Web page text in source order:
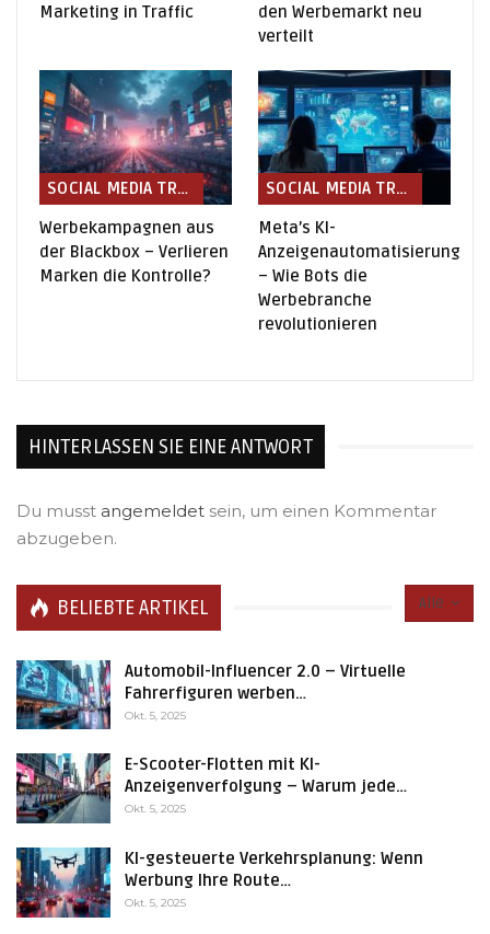
Marketing in Traffic
den Werbemarkt neu
verteilt
SOCIAL MEDIA TRENDS
Werbekampagnen aus
der Blackbox – Verlieren
Marken die Kontrolle?
SOCIAL MEDIA TRENDS
Meta’s KI-
Anzeigenautomatisierung
– Wie Bots die
Werbebranche
revolutionieren
HINTERLASSEN SIE EINE ANTWORT
Du musst angemeldet sein, um einen Kommentar
abzugeben.
Alle
BELIEBTE ARTIKEL
Automobil-Influencer 2.0 – Virtuelle
Fahrerfiguren werben…
Okt. 5, 2025
E-Scooter-Flotten mit KI-
Anzeigenverfolgung – Warum jede…
Okt. 5, 2025
KI-gesteuerte Verkehrsplanung: Wenn
Werbung Ihre Route…
Okt. 5, 2025